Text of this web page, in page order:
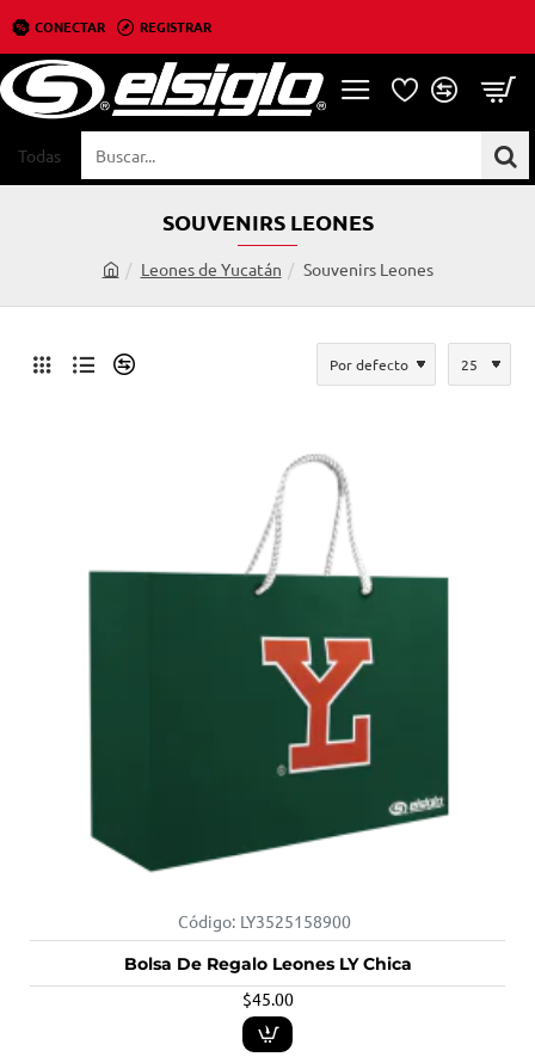
CONECTAR REGISTRAR
Todas
Buscar...
SOUVENIRS LEONES
o
e
Leones de Yucatán Souvenirs Leones
Código: LY3525158900
Bolsa De Regalo Leones LY Chica
$45.00